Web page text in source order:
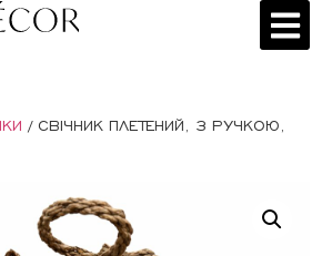
/ СВІЧНИК ПЛЕТЕНИЙ, З РУЧКОЮ,